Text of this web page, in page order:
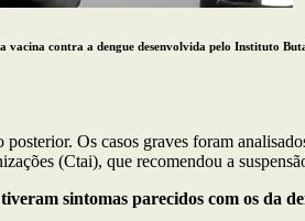
vacina contra a dengue desenvolvida pelo Instituto
Os casos graves foram
(Ctai), que recomendou a
sintomas parecidos com os da